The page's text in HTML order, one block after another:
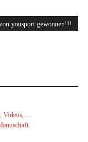
yousport gewonnen!!!
Videos, ...